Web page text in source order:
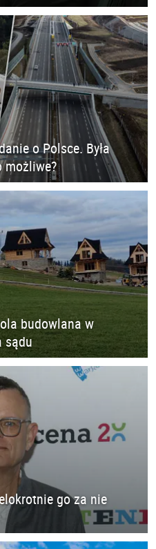
o Polsce. Była
możliwe?
budowlana w
sądu
go za nie